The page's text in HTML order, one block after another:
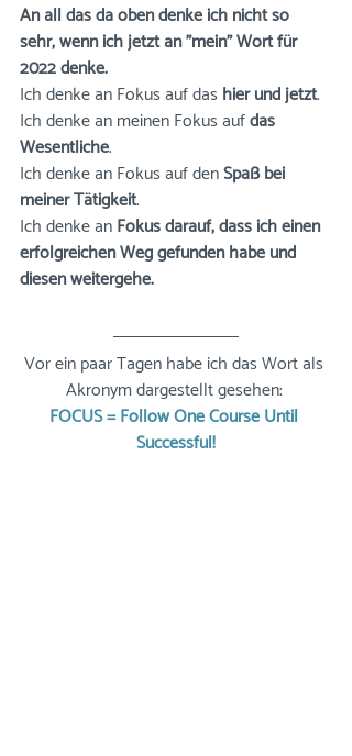
An all das da oben denke ich nicht so
sehr, wenn ich jetzt an "mein" Wort für
2022 denke.
Ich denke an Fokus auf das hier und jetzt.
Ich denke an meinen Fokus auf das
Wesentliche.
Ich denke an Fokus auf den Spaß bei
meiner Tätigkeit.
Ich denke an Fokus darauf, dass ich einen
erfolgreichen Weg gefunden habe und
diesen weitergehe.
Vor ein paar Tagen habe ich das Wort als
Akronym dargestellt gesehen:
FOCUS = Follow One Course Until
Successful!